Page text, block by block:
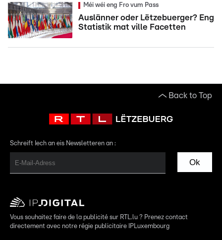
Méi wéi eng Fro vum Pass
Auslänner oder Lëtzebuerger? Eng
Statistik mat ville Facetten
Back to Top
Schreift Iech an eis Newsletteren an :
Ok
Vous souhaitez faire de la publicité sur RTL.lu ? Prenez contact
directement avec notre régie publicitaire IPLuxembourg